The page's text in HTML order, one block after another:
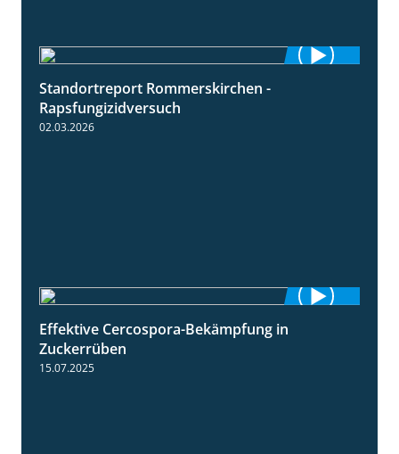
Standortreport Rommerskirchen -
Rapsfungizidversuch
02.03.2026
Effektive Cercospora-Bekämpfung in
Zuckerrüben
15.07.2025